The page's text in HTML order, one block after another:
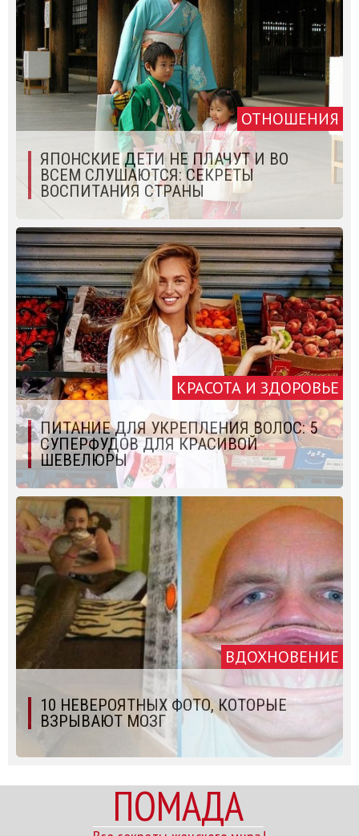
ОТНОШЕНИЯ
ЯПОНCКИЕ ДЕТИ НЕ ПЛАЧУТ И ВО
ВСЕМ СЛУШАЮТСЯ: СЕКРЕТЫ
ВОСПИТАНИЯ СТРАНЫ
КРАСОТА И ЗДОРОВЬЕ
ПИТАНИЕ ДЛЯ УКРЕПЛЕНИЯ ВОЛОС: 5
СУПЕРФУДОВ ДЛЯ КРАСИВОЙ
ШЕВЕЛЮРЫ
ВДОХНОВЕНИЕ
10 НЕВЕРОЯТНЫХ ФОТО, КОТОРЫЕ
ВЗРЫВАЮТ МОЗГ
ПОМАДА